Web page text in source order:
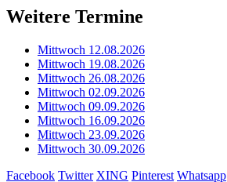
Weitere Termine
Mittwoch 12.08.2026
Mittwoch 19.08.2026
Mittwoch 26.08.2026
Mittwoch 02.09.2026
Mittwoch 09.09.2026
Mittwoch 16.09.2026
Mittwoch 23.09.2026
Mittwoch 30.09.2026
Facebook Twitter XING Pinterest Whatsapp